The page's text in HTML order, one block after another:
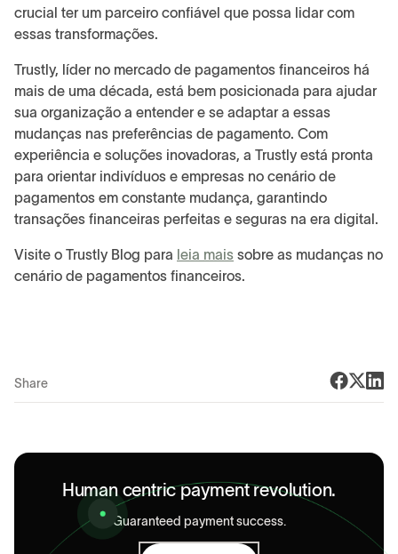
crucial ter um parceiro confiável que possa lidar com
essas transformações.
Trustly, líder no mercado de pagamentos financeiros há
mais de uma década, está bem posicionada para ajudar
sua organização a entender e se adaptar a essas
mudanças nas preferências de pagamento. Com
experiência e soluções inovadoras, a Trustly está pronta
para orientar indivíduos e empresas no cenário de
pagamentos em constante mudança, garantindo
transações financeiras perfeitas e seguras na era digital.
Visite o Trustly Blog para leia mais sobre as mudanças no
cenário de pagamentos financeiros.
Share
Human centric payment revolution.
Guaranteed payment success.